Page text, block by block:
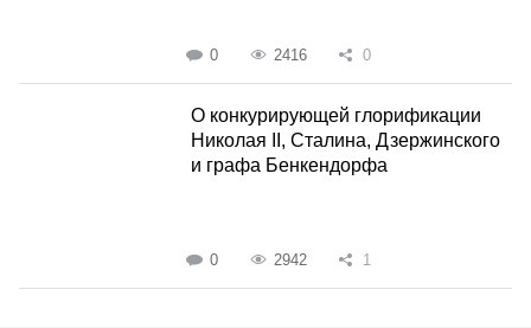
0 2416 0
О конкурирующей глорификации
Николая II, Сталина, Дзержинского
и графа Бенкендорфа
0 2942 1